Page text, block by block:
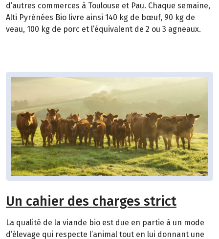
d’autres commerces à Toulouse et Pau. Chaque semaine,
Alti Pyrénées Bio livre ainsi 140 kg de bœuf, 90 kg de
veau, 100 kg de porc et l’équivalent de 2 ou 3 agneaux.
Un cahier des charges strict
La qualité de la viande bio est due en partie à un mode
d’élevage qui respecte l’animal tout en lui donnant une